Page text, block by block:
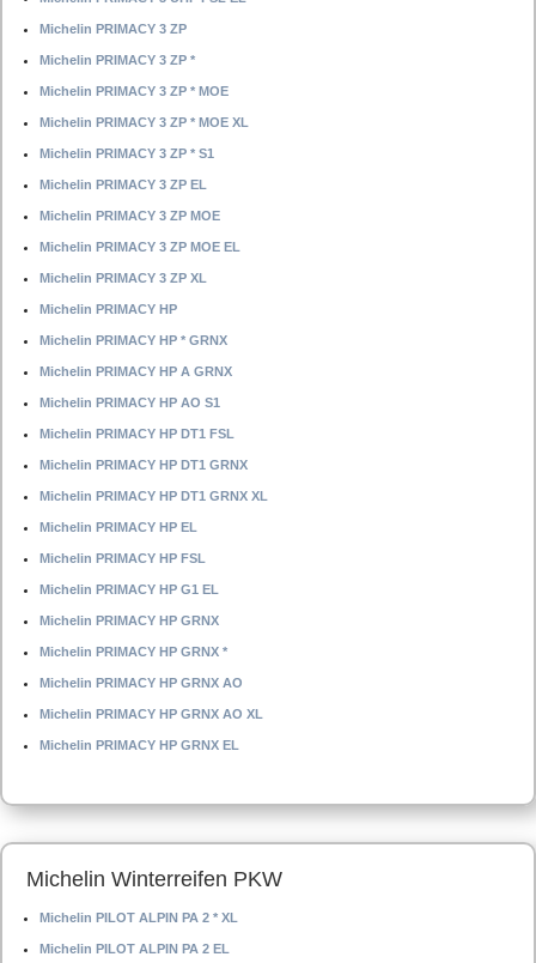
Michelin PRIMACY 3 ZP
Michelin PRIMACY 3 ZP *
Michelin PRIMACY 3 ZP * MOE
Michelin PRIMACY 3 ZP * MOE XL
Michelin PRIMACY 3 ZP * S1
Michelin PRIMACY 3 ZP EL
Michelin PRIMACY 3 ZP MOE
Michelin PRIMACY 3 ZP MOE EL
Michelin PRIMACY 3 ZP XL
Michelin PRIMACY HP
Michelin PRIMACY HP * GRNX
Michelin PRIMACY HP A GRNX
Michelin PRIMACY HP AO S1
Michelin PRIMACY HP DT1 FSL
Michelin PRIMACY HP DT1 GRNX
Michelin PRIMACY HP DT1 GRNX XL
Michelin PRIMACY HP EL
Michelin PRIMACY HP FSL
Michelin PRIMACY HP G1 EL
Michelin PRIMACY HP GRNX
Michelin PRIMACY HP GRNX *
Michelin PRIMACY HP GRNX AO
Michelin PRIMACY HP GRNX AO XL
Michelin PRIMACY HP GRNX EL
Michelin Winterreifen PKW
Michelin PILOT ALPIN PA 2 * XL
Michelin PILOT ALPIN PA 2 EL